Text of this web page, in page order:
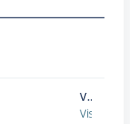
Visite guidée "découverte du Parc de Clères"
Visite